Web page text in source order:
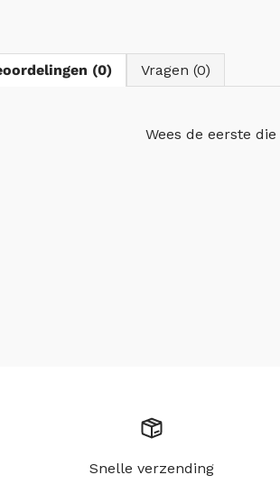
(0) Vragen (0)
Wees de eerste die
Snelle verzending